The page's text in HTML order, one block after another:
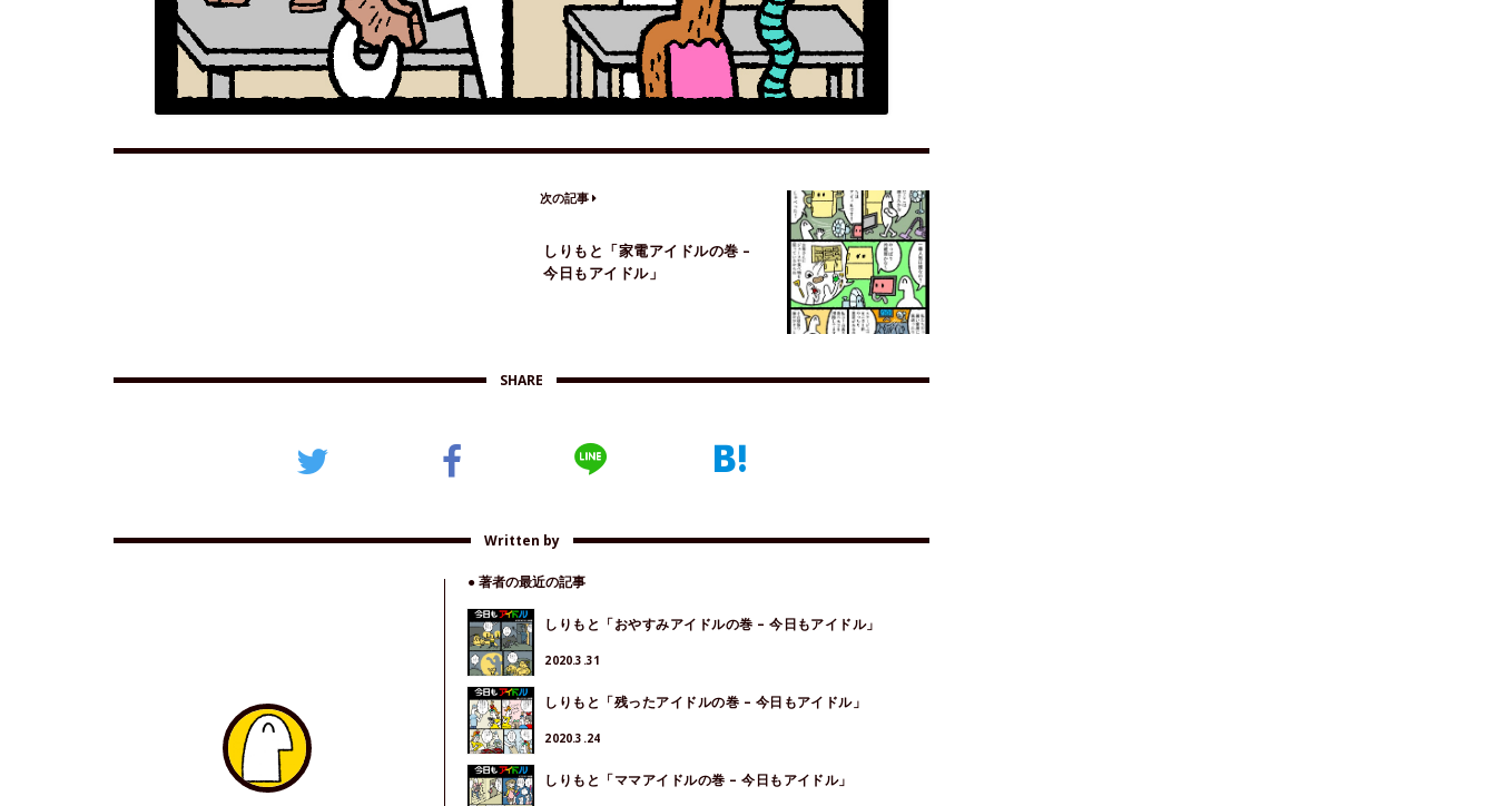
しりもと「家電アイドルの巻 –
今日もアイドル」
次の記事
SHARE
Written by
● 著者の最近の記事
しりもと「おやすみアイドルの巻 – 今日もアイドル」
2020.3.31
しりもと「残ったアイドルの巻 – 今日もアイドル」
2020.3.24
しりもと「ママアイドルの巻 – 今日もアイドル」